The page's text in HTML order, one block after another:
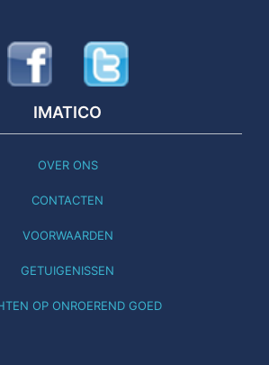
IMATICO
OVER ONS
CONTACTEN
VOORWAARDEN
GETUIGENISSEN
OP ONROEREND GOED